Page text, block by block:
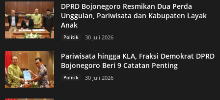
DPRD Bojonegoro Resmikan Dua Perda
Unggulan, Pariwisata dan Kabupaten Layak
Anak
Politik 30 Juli 2026
Pariwisata hingga KLA, Fraksi Demokrat DPRD
Bojonegoro Beri 9 Catatan Penting
Politik 30 Juli 2026